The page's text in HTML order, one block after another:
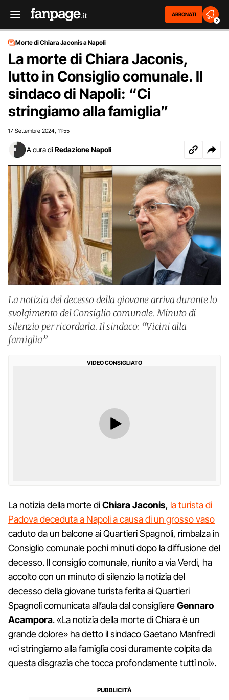
ABBONATI
2
Morte di Chiara Jaconis a Napoli
La morte di Chiara Jaconis,
lutto in Consiglio comunale. Il
sindaco di Napoli: “Ci
stringiamo alla famiglia”
17 Settembre 2024 11:55
A cura di Redazione Napoli
La notizia del decesso della giovane arriva durante lo
svolgimento del Consiglio comunale. Minuto di
silenzio per ricordarla. Il sindaco: “Vicini alla
famiglia”
VIDEO CONSIGLIATO
La notizia della morte diChiara Jaconis, la turista di
Padova deceduta a Napoli a causa di un grosso vaso
caduto da un balcone ai Quartieri Spagnoli, rimbalza in
Consiglio comunale pochi minuti dopo la diffusione del
decesso. Il consiglio comunale, riunito a via Verdi, ha
accolto con un minuto di silenzio la notizia del
decesso della giovane turista ferita ai Quartieri
Spagnoli comunicata all’aula dal consigliereGennaro
Acampora. «La notizia della morte di Chiara è un
grande dolore» ha detto il sindaco Gaetano Manfredi
«ci stringiamo alla famiglia così duramente colpita da
questa disgrazia che tocca profondamente tutti noi».